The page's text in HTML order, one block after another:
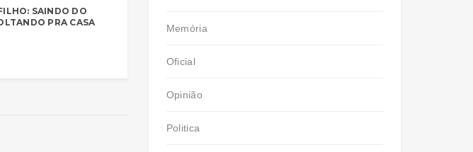
SAINDO DO
PRA CASA
Memória
Oficial
Opinião
Politica